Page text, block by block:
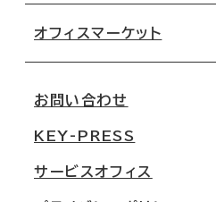
路線・駅から探す
移転コストシミュレーション
移転スケジュール
オフィス移転Q&A
オフィスマーケット
大阪
名古屋
お問い合わせ
KEY-PRESS
サービスオフィス